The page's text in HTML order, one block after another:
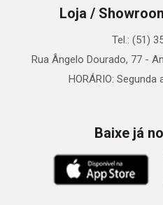
Loja /
Tel.: (51)
Rua Ângelo Dourado, 77 -
HORÁRIO: Segunda
Baixe já